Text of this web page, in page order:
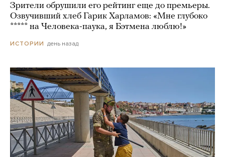
Зрители обрушили его рейтинг еще до премьеры.
Озвучивший хлеб Гарик Харламов: «Мне глубоко
***** на Человека-паука, я Бэтмена люблю!»
ИСТОРИИ день назад